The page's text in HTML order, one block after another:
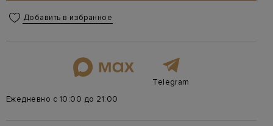
Добавить в избранное
Telegram
Ежедневно с 10:00 до 21:00